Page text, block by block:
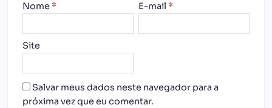
Nome * E-mail *
Site
Salvar meus dados neste navegador para a
próxima vez que eu comentar.